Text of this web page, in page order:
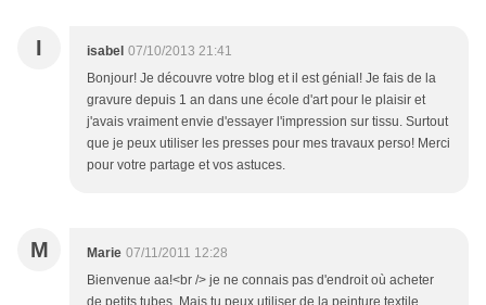
I isabel 07/10/2013 21:41
Bonjour! Je découvre votre blog et il est génial! Je fais de la
gravure depuis 1 an dans une école d'art pour le plaisir et
j'avais vraiment envie d'essayer l'impression sur tissu. Surtout
que je peux utiliser les presses pour mes travaux perso! Merci
pour votre partage et vos astuces.
M Marie 07/11/2011 12:28
Bienvenue aa!<br /> je ne connais pas d'endroit où acheter
de petits tubes. Mais tu peux utiliser de la peinture textile